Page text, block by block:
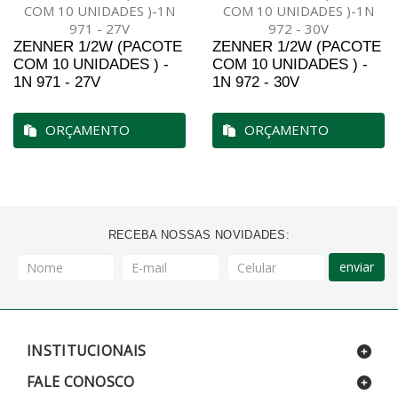
ZENNER 1/2W (PACOTE
COM 10 UNIDADES ) -
1N 971 - 27V
ORÇAMENTO
ZENNER 1/2W (PACOTE
COM 10 UNIDADES ) -
1N 972 - 30V
ORÇAMENTO
RECEBA NOSSAS NOVIDADES:
enviar
INSTITUCIONAIS
FALE CONOSCO